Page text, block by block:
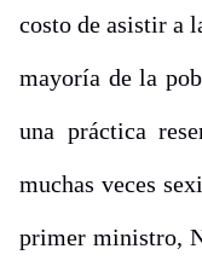
costo de asistir a
mayoría de la
una práctica
muchas veces
primer ministro,